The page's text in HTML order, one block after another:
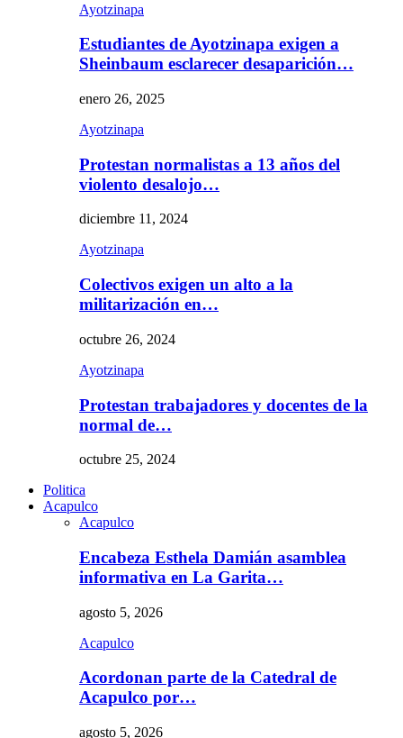
Ayotzinapa
Estudiantes de Ayotzinapa exigen a
Sheinbaum esclarecer desaparición…
enero 26, 2025
Ayotzinapa
Protestan normalistas a 13 años del
violento desalojo…
diciembre 11, 2024
Ayotzinapa
Colectivos exigen un alto a la
militarización en…
octubre 26, 2024
Ayotzinapa
Protestan trabajadores y docentes de la
normal de…
octubre 25, 2024
Politica
Acapulco
Acapulco
Encabeza Esthela Damián asamblea
informativa en La Garita…
agosto 5, 2026
Acapulco
Acordonan parte de la Catedral de
Acapulco por…
agosto 5, 2026